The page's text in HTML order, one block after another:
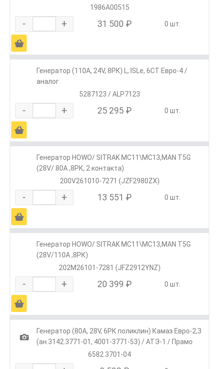
1986А00515
- + 31 500 ₽ 0 шт.
Ä
Генератор (110А, 24V, 8РК) L, ISLe, 6CT Евро-4 /
аналог
5287123 / ALP7123
- + 25 295 ₽ 0 шт.
Ä
Генератор HOWO/ SITRAK МС11\МС13,MAN T5G
(28V/ 80А ,8РК, 2 контакта)
200V261010-7271 (JZF2980ZX)
- + 13 551 ₽ 0 шт.
Ä
Генератор HOWO/ SITRAK МС11\МС13,MAN T5G
(28V/110А ,8РК)
202М26101-7281 (JFZ2912YNZ)
- + 20 399 ₽ 0 шт.
Ä
1
Генератор (80А, 28V, 6РК поликлин) Камаз Евро-2,3
(ан.3142.3771-01, 4001-3771-53) / АТЭ-1 / Прамо
6582.3701-04